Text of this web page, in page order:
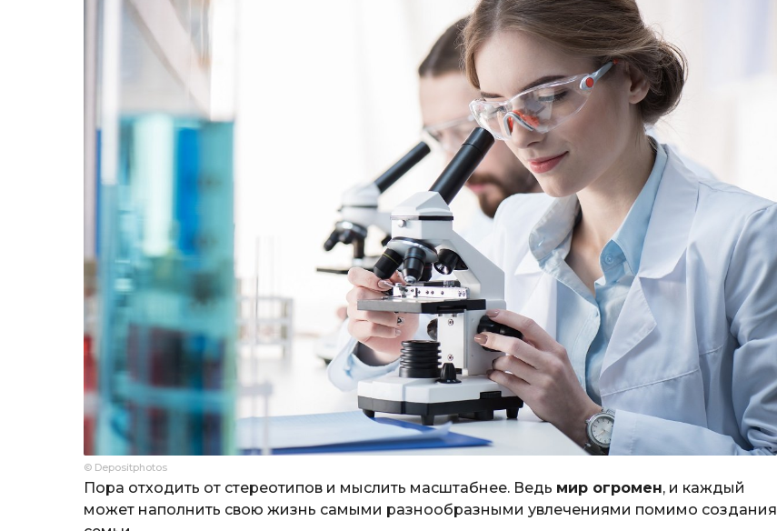
© Depositphotos
Пора отходить от стереотипов и мыслить масштабнее. Ведь мир огромен, и каждый
может наполнить свою жизнь самыми разнообразными увлечениями помимо создания